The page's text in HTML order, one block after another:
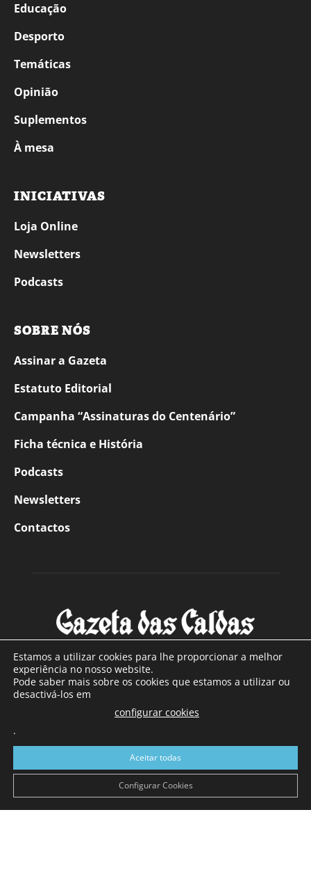
Educação
Desporto
Temáticas
Opinião
Suplementos
À mesa
INICIATIVAS
Loja Online
Newsletters
Podcasts
SOBRE NÓS
Assinar a Gazeta
Estatuto Editorial
Campanha “Assinaturas do Centenário”
Ficha técnica e História
Podcasts
Newsletters
Contactos
SOBRE NÓS
Com sede nas Caldas da Rainha e mais de 90 anos de
a sul de distrito de Leiria, com mais de 40.000 leitores por
toda a região Oeste. Jornal com distribuição em Portugal
Continental e assinatura online.
Estamos a utilizar cookies para lhe proporcionar a melhor
experiência no nosso website.
Pode saber mais sobre os cookies que estamos a utilizar ou
desactivá-los em
configurar cookies
.
Aceitar todas
Configurar Cookies